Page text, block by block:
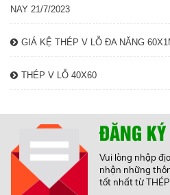
NAY 21/7/2023
GIÁ KỆ THÉP V LỖ ĐA NĂNG
THÉP V LỖ 40X60
ĐĂNG
Vui lòng nhập
nhận những
tốt nhất từ